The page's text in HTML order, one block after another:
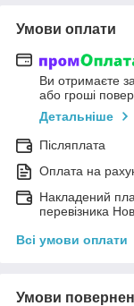
Умови оплати
Ви отримаєте
або гроші
Детальніше
Післяплата
Оплата на
Накладений
перевізника
Всі умови оплати
Умови